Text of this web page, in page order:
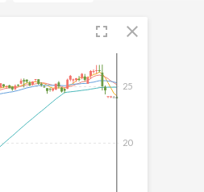
fullscreen close
20
25